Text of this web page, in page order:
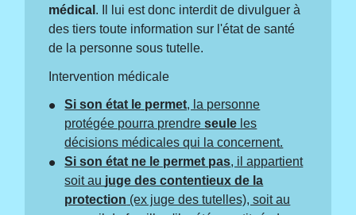
médical . Il lui est donc interdit de divulguer à
des tiers toute information sur l'état de santé
de la personne sous tutelle.
Intervention médicale
Si son état le permet, la personne
protégée pourra prendreseule les
décisions médicales qui la concernent.
Si son état ne le permet pas, il appartient
soit au juge des contentieux de la
protection (ex juge des tutelles), soit au